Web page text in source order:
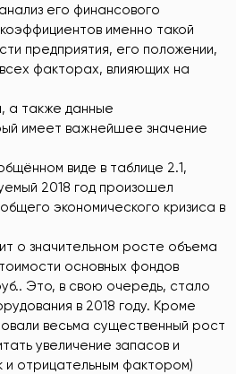
его финансового
именно такой
предприятия, его положении,
факторах, влияющих на
а также данные
имеет важнейшее значение
виде в таблице 2.1,
2018 год произошел
экономического кризиса в
о значительном росте объема
основных фондов
Это, в свою очередь, стало
в 2018 году. Кроме
весьма существенный рост
увеличение запасов и
и отрицательным фактором)